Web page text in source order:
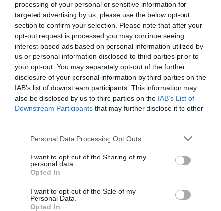
processing of your personal or sensitive information for
targeted advertising by us, please use the below opt-out
section to confirm your selection. Please note that after your
opt-out request is processed you may continue seeing
interest-based ads based on personal information utilized by
us or personal information disclosed to third parties prior to
your opt-out. You may separately opt-out of the further
disclosure of your personal information by third parties on the
IAB’s list of downstream participants. This information may
also be disclosed by us to third parties on the IAB’s List of
Downstream Participants that may further disclose it to other
Personal Data Processing Opt Outs
I want to opt-out of the Sharing of my
personal data.
Opted In
I want to opt-out of the Sale of my
Personal Data.
Opted In